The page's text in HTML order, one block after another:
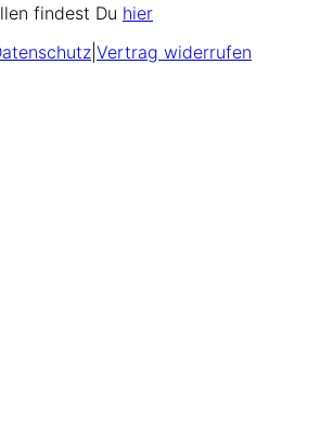
findest Du hier
Vertrag widerrufen